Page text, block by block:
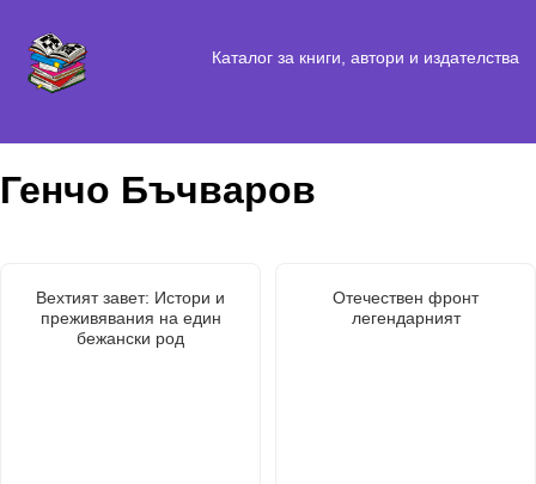
Каталог за книги, автори и издателства
Генчо Бъчваров
Вехтият завет: Истори и
преживявания на един
бежански род
Отечествен фронт
легендарният